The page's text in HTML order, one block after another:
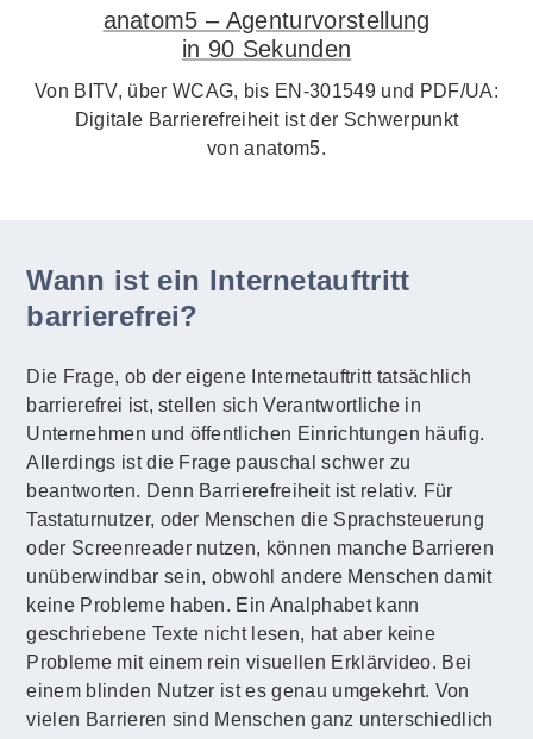
anatom5 – Agenturvorstellung
in 90 Sekunden
Von BITV, über WCAG, bis EN-301549 und PDF/UA:
Digitale Barrierefreiheit ist der Schwerpunkt
von anatom5.
Wann ist ein Internetauftritt
barrierefrei?
Die Frage, ob der eigene Internetauftritt tatsächlich
barrierefrei ist, stellen sich Verantwortliche in
Unternehmen und öffentlichen Einrichtungen häufig.
Allerdings ist die Frage pauschal schwer zu
beantworten. Denn Barrierefreiheit ist relativ. Für
Tastaturnutzer, oder Menschen die Sprachsteuerung
oder Screenreader nutzen, können manche Barrieren
unüberwindbar sein, obwohl andere Menschen damit
keine Probleme haben. Ein Analphabet kann
geschriebene Texte nicht lesen, hat aber keine
Probleme mit einem rein visuellen Erklärvideo. Bei
einem blinden Nutzer ist es genau umgekehrt. Von
vielen Barrieren sind Menschen ganz unterschiedlich